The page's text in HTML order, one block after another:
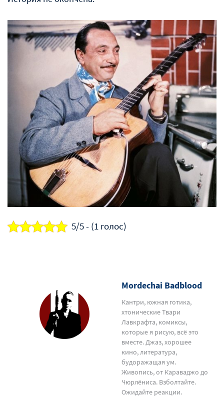
5/5 - (1 голос)
Mordechai Badblood
Кантри, южная готика,
хтонические Твари
Лавкрафта, комиксы,
которые я рисую, всё это
вместе. Джаз, хорошее
кино, литература,
будоражащая ум.
Живопись, от Караваджо до
Чюрлёниса. Взболтайте.
Ожидайте реакции.